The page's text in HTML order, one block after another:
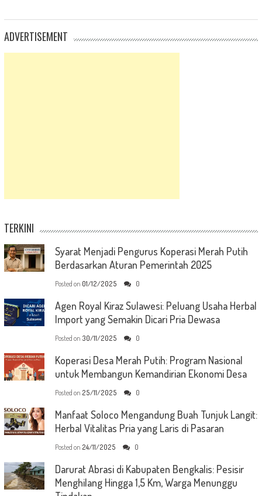
ADVERTISEMENT
TERKINI
Syarat Menjadi Pengurus Koperasi Merah Putih
Berdasarkan Aturan Pemerintah 2025
Posted on 01/12/2025 0
Agen Royal Kiraz Sulawesi: Peluang Usaha Herbal
Import yang Semakin Dicari Pria Dewasa
Posted on 30/11/2025 0
Koperasi Desa Merah Putih: Program Nasional
untuk Membangun Kemandirian Ekonomi Desa
Posted on 25/11/2025 0
Manfaat Soloco Mengandung Buah Tunjuk Langit:
Herbal Vitalitas Pria yang Laris di Pasaran
Posted on 24/11/2025 0
Darurat Abrasi di Kabupaten Bengkalis: Pesisir
Menghilang Hingga 1,5 Km, Warga Menunggu